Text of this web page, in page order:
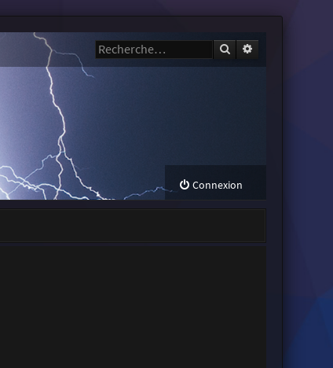
Rechercher
Connexion